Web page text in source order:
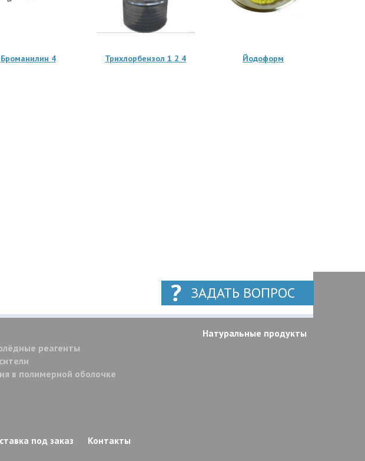
Броманилин 4 Трихлорбензол 1 2 4 Йодоформ
ЗАДАТЬ ВОПРОС
реагенты
в полимерной оболочке
Натуральные продукты
под заказ Контакты